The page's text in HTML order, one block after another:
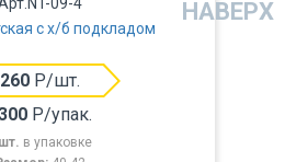
с х/б подкладом
260Р/шт.
Р/упак.
в упаковке
НАВЕРХ